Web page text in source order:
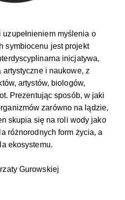
myślenia o
symbiocenu jest projekt
inicjatywa,
artystyczne i naukowe, z
artystów, biologów,
Prezentując sposób, w jaki
zarówno na lądzie,
skupia się na roli wody jako
różnorodnych form życia, a
ekosystemu.
Gurowskiej